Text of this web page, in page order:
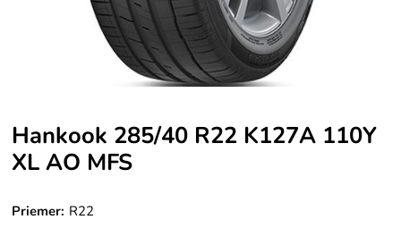
Hankook 285/40 R22 K127A 110Y
XL AO MFS
Priemer: R22